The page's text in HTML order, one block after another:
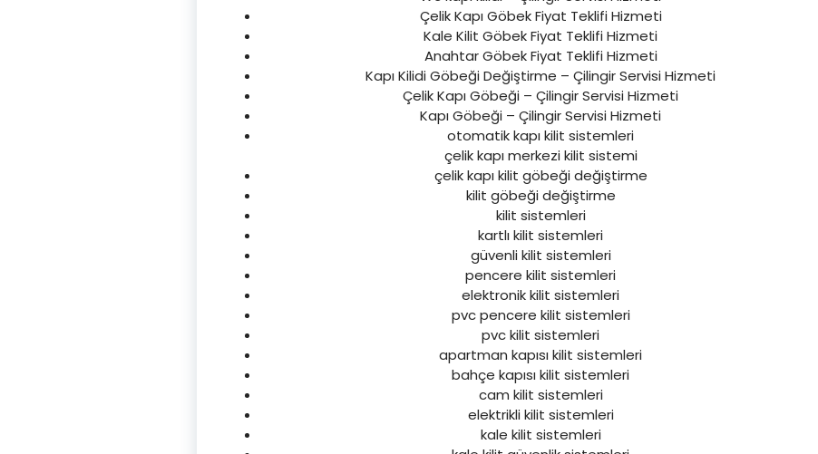
Çelik Kapı Göbek Fiyat Teklifi Hizmeti
Kale Kilit Göbek Fiyat Teklifi Hizmeti
Anahtar Göbek Fiyat Teklifi Hizmeti
Kapı Kilidi Göbeği Değiştirme – Çilingir Servisi Hizmeti
Çelik Kapı Göbeği – Çilingir Servisi Hizmeti
Kapı Göbeği – Çilingir Servisi Hizmeti
otomatik kapı kilit sistemleri
çelik kapı merkezi kilit sistemi
çelik kapı kilit göbeği değiştirme
kilit göbeği değiştirme
kilit sistemleri
kartlı kilit sistemleri
güvenli kilit sistemleri
pencere kilit sistemleri
elektronik kilit sistemleri
pvc pencere kilit sistemleri
pvc kilit sistemleri
apartman kapısı kilit sistemleri
bahçe kapısı kilit sistemleri
cam kilit sistemleri
elektrikli kilit sistemleri
kale kilit sistemleri